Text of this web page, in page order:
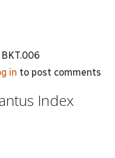
in to post comments
Index